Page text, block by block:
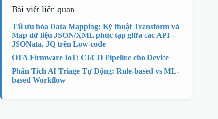
Bài viết liên quan
Tối ưu hóa Data Mapping: Kỹ thuật Transform và
Map dữ liệu JSON/XML phức tạp giữa các API –
JSONata, JQ trên Low-code
OTA Firmware IoT: CI/CD Pipeline cho Device
Phân Tích AI Triage Tự Động: Rule-based vs ML-
based Workflow